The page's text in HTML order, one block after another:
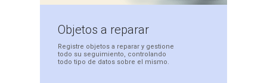
Objetos a reparar
Registre objetos a reparar y gestione
todo su seguimiento, controlando
todo tipo de datos sobre el mismo.